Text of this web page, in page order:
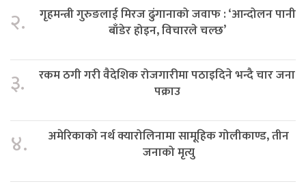
२.
गृहमन्त्री गुरुङलाई मिरज ढुंगानाको जवाफ : ‘आन्दोलन पानी
बाँडेर होइन, विचारले चल्छ’
३.
रकम ठगी गरी वैदेशिक रोजगारीमा पठाइदिने भन्दै चार जना
पक्राउ
४.
अमेरिकाको नर्थ क्यारोलिनामा सामूहिक गोलीकाण्ड, तीन
जनाको मृत्यु